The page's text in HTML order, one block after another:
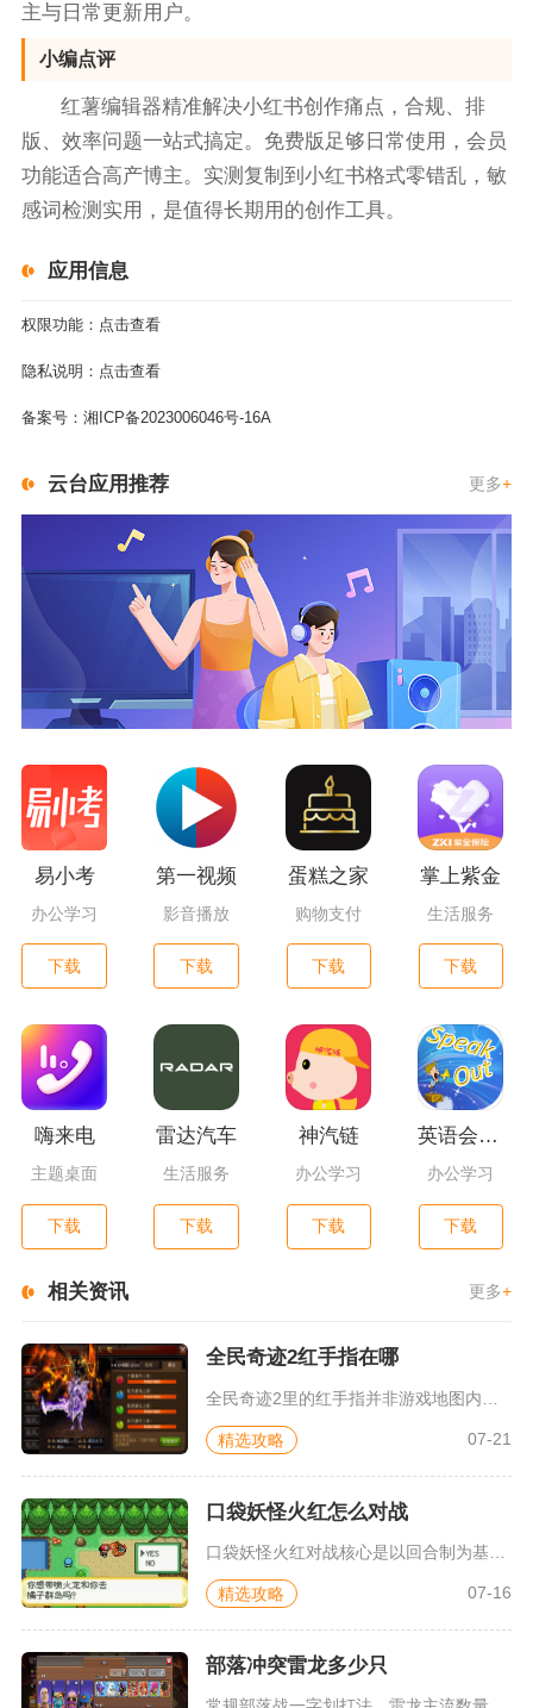
主与日常更新用户。
小编点评
红薯编辑器精准解决小红书创作痛点，合规、排
版、效率问题一站式搞定。免费版足够日常使用，会员
功能适合高产博主。实测复制到小红书格式零错乱，敏
感词检测实用，是值得长期用的创作工具。
应用信息
权限功能： 点击查看
隐私说明： 点击查看
备案号： 湘ICP备2023006046号-16A
云台应用推荐 更多+
易小考
办公学习
下载
第一视频
影音播放
下载
蛋糕之家
购物支付
下载
掌上紫金
生活服务
下载
嗨来电
主题桌面
下载
雷达汽车
生活服务
下载
神汽链
办公学习
下载
英语会话达人
办公学习
下载
相关资讯 更多+
全民奇迹2红手指在哪
精选攻略 07-21
口袋妖怪火红怎么对战
精选攻略 07-16
部落冲突雷龙多少只